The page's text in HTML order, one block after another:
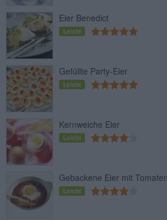
Eier Benedict
Leicht
Gefüllte Party-Eier
Leicht
Kernweiche Eier
Leicht
Gebackene Eier mit
Leicht